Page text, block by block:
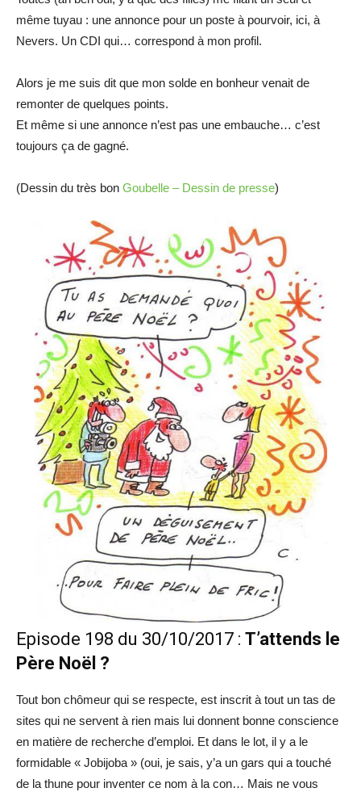
même tuyau : une annonce pour un poste à pourvoir, ici, à
Nevers. Un CDI qui… correspond à mon profil.
Alors je me suis dit que mon solde en bonheur venait de
remonter de quelques points.
Et même si une annonce n’est pas une embauche… c’est
toujours ça de gagné.
(Dessin du très bon Goubelle – Dessin de presse)
Episode 198 du 30/10/2017 : T’attends le
Père Noël ?
Tout bon chômeur qui se respecte, est inscrit à tout un tas de
sites qui ne servent à rien mais lui donnent bonne conscience
en matière de recherche d’emploi. Et dans le lot, il y a le
formidable « Jobijoba » (oui, je sais, y’a un gars qui a touché
de la thune pour inventer ce nom à la con… Mais ne vous